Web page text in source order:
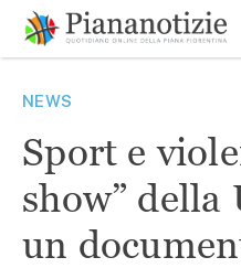
contenuto
SEARCH
NEWS
Sport e
show” della
un